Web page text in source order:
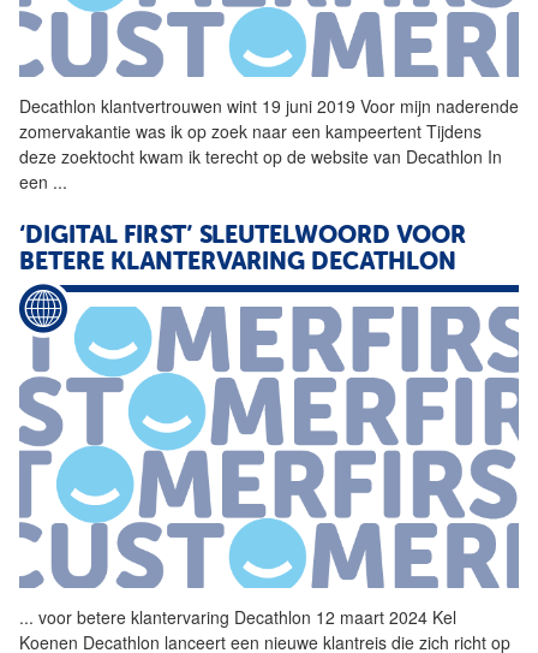
Decathlon klantvertrouwen wint 19 juni 2019 Voor mijn naderende
zomervakantie was ik op zoek naar een kampeertent Tijdens
deze zoektocht kwam ik terecht op de website van Decathlon In
een ...
‘DIGITAL FIRST’ SLEUTELWOORD VOOR
BETERE KLANTERVARING DECATHLON
... voor betere klantervaring Decathlon 12 maart 2024 Kel
Koenen Decathlon lanceert een nieuwe klantreis die zich richt op